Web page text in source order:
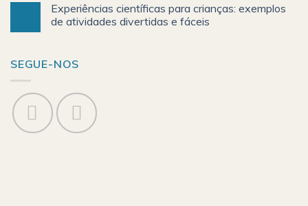
Experiências científicas para crianças: exemplos
de atividades divertidas e fáceis
SEGUE-NOS